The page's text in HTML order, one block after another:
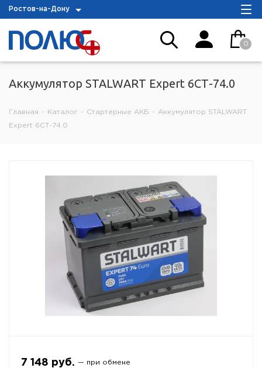
Ростов-на-Дону
0
Аккумулятор STALWART Expert 6СТ-74.0
Главная - Каталог - Стартерные АКБ - Аккумулятор STALWART
Expert 6СТ-74.0
7 148 руб. — при обмене